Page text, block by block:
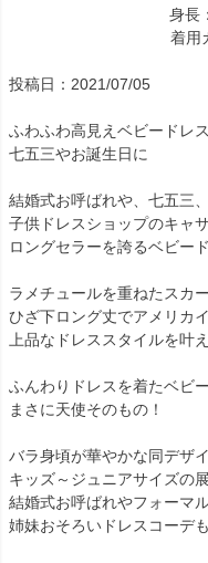
身長
着用
投稿日：2021/07/05
ふわふわ高見えベビードレス
七五三やお誕生日に
結婚式お呼ばれや、七五三
子供ドレスショップのキャ
ロングセラーを誇るベビー
ラメチュールを重ねたスカ
ひざ下ロング丈でアメリカ
上品なドレススタイルを叶
ふんわりドレスを着たベビー
まさに天使そのもの！
バラ身頃が華やかな同デザ
キッズ～ジュニアサイズの展
結婚式お呼ばれやフォーマ
姉妹おそろいドレスコーデ